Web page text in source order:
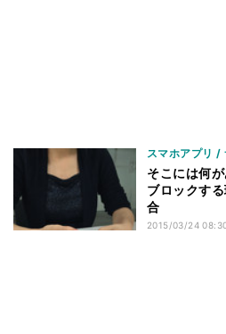
スマホアプリ /
そこには何
ブロックす
合
2015/03/24